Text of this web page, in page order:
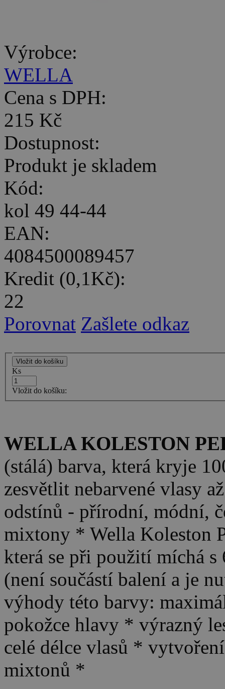
Výrobce:
WELLA
Cena s DPH:
215 Kč
Dostupnost:
Produkt je skladem
Kód:
kol 49 44-44
EAN:
4084500089457
Kredit (0,1Kč):
22
Porovnat Zašlete odkaz
Ks
Vložit do košíku:
WELLA KOLESTON
(stálá) barva, která kryje
zesvětlit nebarvené vlasy
odstínů - přírodní, módní,
mixtony * Wella Koleston
která se při použití míchá
(není součástí balení a je
výhody této barvy:
pokožce hlavy * výrazný
celé délce vlasů *
mixtonů *